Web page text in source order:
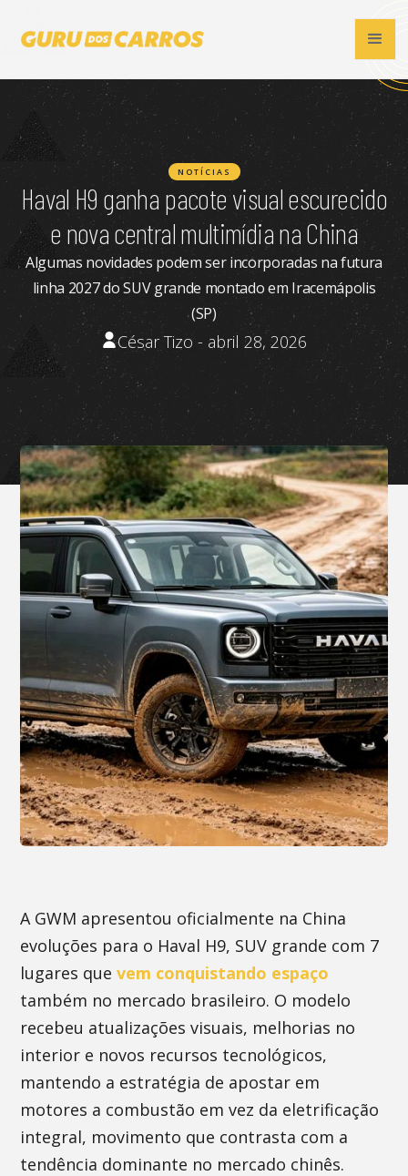
NOTÍCIAS
Haval H9 ganha pacote visual escurecido
e nova central multimídia na China
Algumas novidades podem ser incorporadas na futura
linha 2027 do SUV grande montado em Iracemápolis
(SP)
César Tizo - abril 28, 2026
A GWM apresentou oficialmente na China
evoluções para o Haval H9, SUV grande com 7
lugares quevem conquistando espaço
também no mercado brasileiro. O modelo
recebeu atualizações visuais, melhorias no
interior e novos recursos tecnológicos,
mantendo a estratégia de apostar em
motores a combustão em vez da eletrificação
integral, movimento que contrasta com a
tendência dominante no mercado chinês.